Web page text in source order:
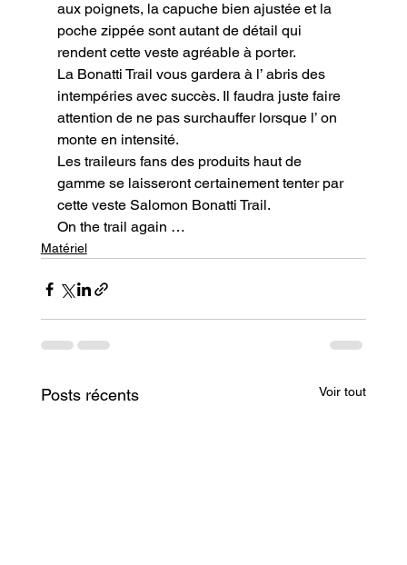
aux poignets, la capuche bien ajustée et la
poche zippée sont autant de détail qui
rendent cette veste agréable à porter.
La Bonatti Trail vous gardera à l’ abris des
intempéries avec succès. Il faudra juste faire
attention de ne pas surchauffer lorsque l’ on
monte en intensité.
Les traileurs fans des produits haut de
gamme se laisseront certainement tenter par
cette veste Salomon Bonatti Trail.
On the trail again …
Matériel
Posts récents Voir tout